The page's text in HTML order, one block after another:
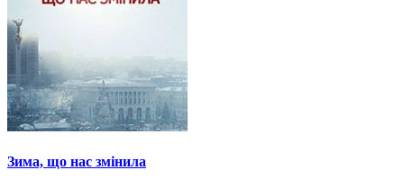
Зима, що нас змінила